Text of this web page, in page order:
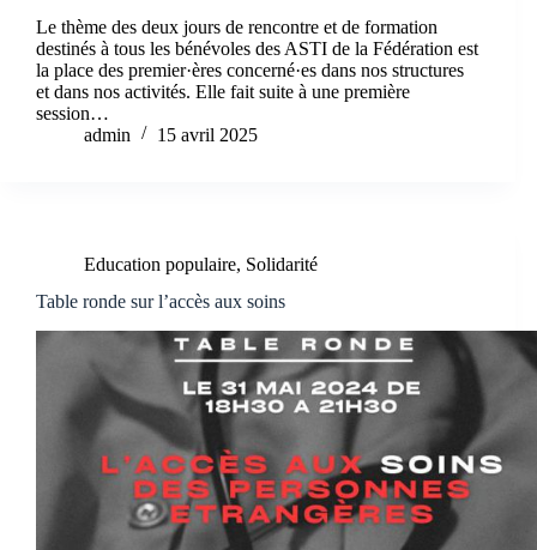
Le thème des deux jours de rencontre et de formation
destinés à tous les bénévoles des ASTI de la Fédération est
la place des premier·ères concerné·es dans nos structures
et dans nos activités. Elle fait suite à une première
session…
admin
15 avril 2025
Education populaire, Solidarité
Table ronde sur l’accès aux soins